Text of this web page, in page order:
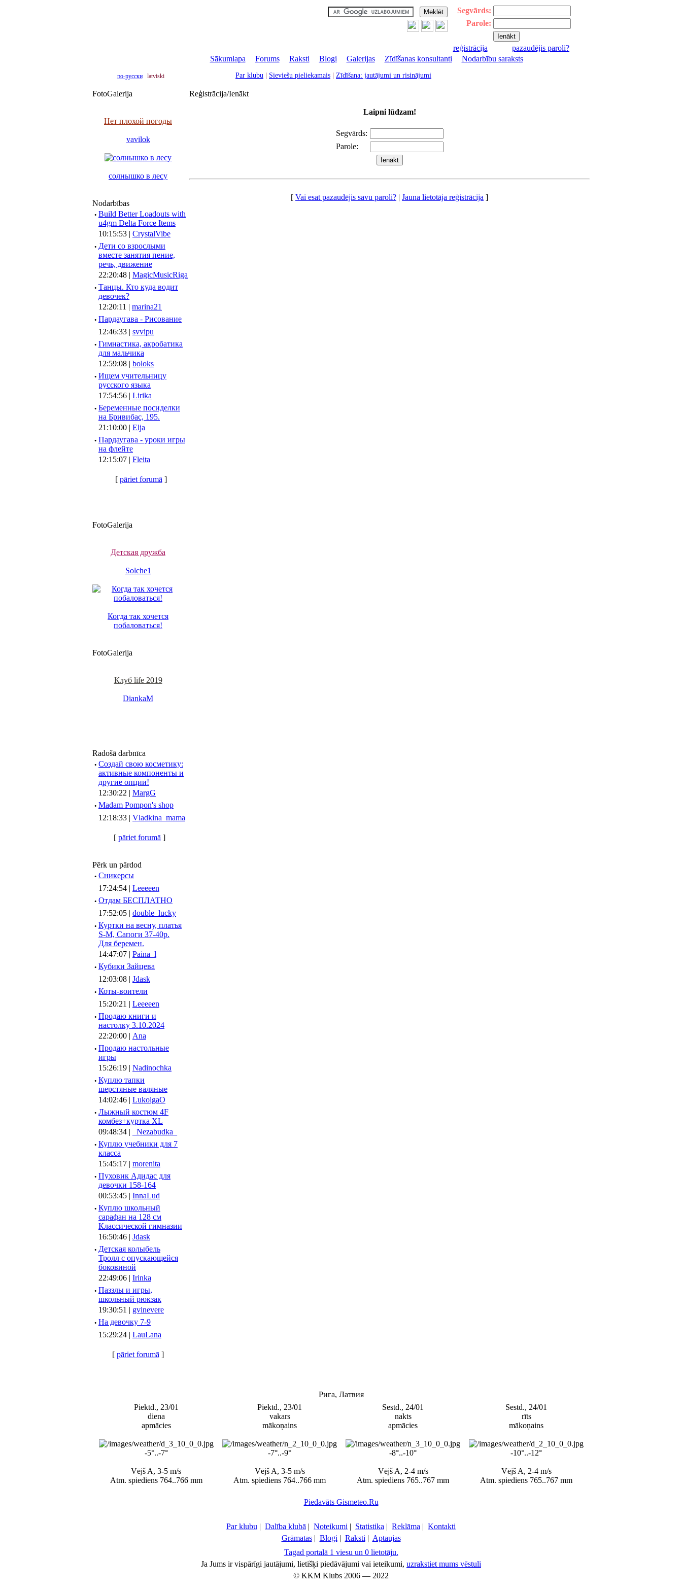
Segvārds:
Parole:
reģistrācija
pazaudējis paroli?
Sākumlapa
Forums| Raksti Blogi Galerijas| Zīdīšanas konsultanti Nodarbību saraksts
по-русски latviski Par klubu Sieviešu pieliekamais Zīdīšana: jautājumi un risinājumi
FotoGalerija
Нет плохой погоды
vavilok
солнышко в лесу
Nodarbības
· Build Better Loadouts with
u4gm Delta Force Items
10:15:53 | CrystalVibe
· Дети со взрослыми
вместе занятия пение,
речь, движение
22:20:48 | MagicMusicRiga
· Танцы. Кто куда водит
девочек?
12:20:11 | marina21
· Пардаугава - Рисование
12:46:33 | svvipu
· Гимнастика, акробатика
для мальчика
12:59:08 | boloks
· Ищем учительницу
русского языка
17:54:56 | Lirika
· Беременные посиделки
на Бривибас, 195.
21:10:00 | Elja
· Пардаугава - уроки игры
на флейте
12:15:07 | Fleita
[ pāriet forumā ]
FotoGalerija
Детская дружба
Solche1
Когда так хочется
побаловаться!
FotoGalerija
Клуб life 2019
DiankaM
Radošā darbnīca
· Создай свою косметику:
активные компоненты и
другие опции!
12:30:22 | MargG
· Madam Pompon's shop
12:18:33 | Vladkina_mama
[ pāriet forumā ]
Pērk un pārdod
· Сникерсы
17:24:54 | Leeeeen
· Отдам БЕСПЛАТНО
17:52:05 | double_lucky
· Куртки на весну, платья
S-M, Сапоги 37-40р.
Для беремен.
14:47:07 | Paina_l
· Кубики Зайцева
12:03:08 | Jdask
· Коты-воители
15:20:21 | Leeeeen
· Продаю книги и
настолку 3.10.2024
22:20:00 | Ana
· Продаю настольные
игры
15:26:19 | Nadinochka
· Куплю тапки
шерстяные валяные
14:02:46 | LukolgaO
· Лыжный костюм 4F
комбез+куртка XL
09:48:34 |
_Nezabudka_
· Куплю учебники для 7
класса
15:45:17 | morenita
· Пуховик Адидас для
девочки 158-164
00:53:45 | InnaLud
· Куплю школьный
сарафан на 128 см
Классической гимназии
16:50:46 | Jdask
· Детская колыбель
Тролл с опускающейся
боковиной
22:49:06 | Irinka
· Паззлы и игры,
школьный рюкзак
19:30:51 | gvinevere
· Hа девочку 7-9
15:29:24 | LauLana
[ pāriet forumā ]
Reģistrācija/Ienākt
Laipni lūdzam!
Segvārds:
Parole:
[ Vai esat pazaudējis savu paroli? | Jauna lietotāja reģistrācija ]
Рига, Латвия
Piektd., 23/01
diena
apmācies
-5°..-7°
Vējš A, 3-5 m/s
Atm. spiediens 764..766 mm
Piektd., 23/01
vakars
mākoņains
-7°..-9°
Vējš A, 3-5 m/s
Atm. spiediens 764..766 mm
Sestd., 24/01
nakts
apmācies
-8°..-10°
Vējš A, 2-4 m/s
Atm. spiediens 765..767 mm
Sestd., 24/01
rīts
mākoņains
-10°..-12°
Vējš A, 2-4 m/s
Atm. spiediens 765..767 mm
Piedavāts Gismeteo.Ru
Par klubu | Dalība klubā | Noteikumi | Statistika | Reklāma | Kontakti
Grāmatas| Blogi | Raksti | Aptaujas
Tagad portalā 1 viesu un 0 lietotāju.
Ja Jums ir vispārīgi jautājumi, lietišķi piedāvājumi vai ieteikumi, uzrakstiet mums vēstuli
© KKM Klubs 2006 — 2022